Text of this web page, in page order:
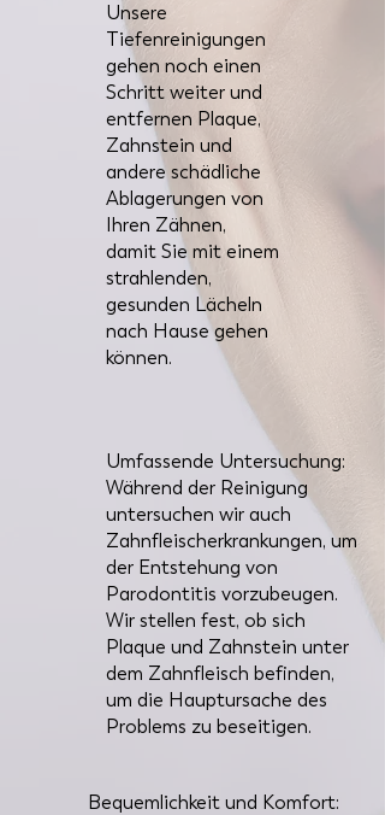
Unsere
Tiefenreinigungen
gehen noch einen
Schritt weiter und
entfernen Plaque,
Zahnstein und
andere schädliche
Ablagerungen von
Ihren Zähnen,
damit Sie mit einem
strahlenden,
gesunden Lächeln
nach Hause gehen
können.
Umfassende Untersuchung:
Während der Reinigung
untersuchen wir auch
Zahnfleischerkrankungen, um
der Entstehung von
Parodontitis vorzubeugen.
Wir stellen fest, ob sich
Plaque und Zahnstein unter
dem Zahnfleisch befinden,
um die Hauptursache des
Problems zu beseitigen.
Bequemlichkeit und Komfort: